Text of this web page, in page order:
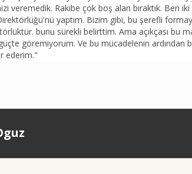
veremedik. Rakibe çok boş alan bıraktık. Ben
yaptım. Bizim gibi, bu şerefli
bunu sürekli belirttim. Ama açıkçası bu
göremiyorum. Ve bu mücadelenin ardından
ederim."